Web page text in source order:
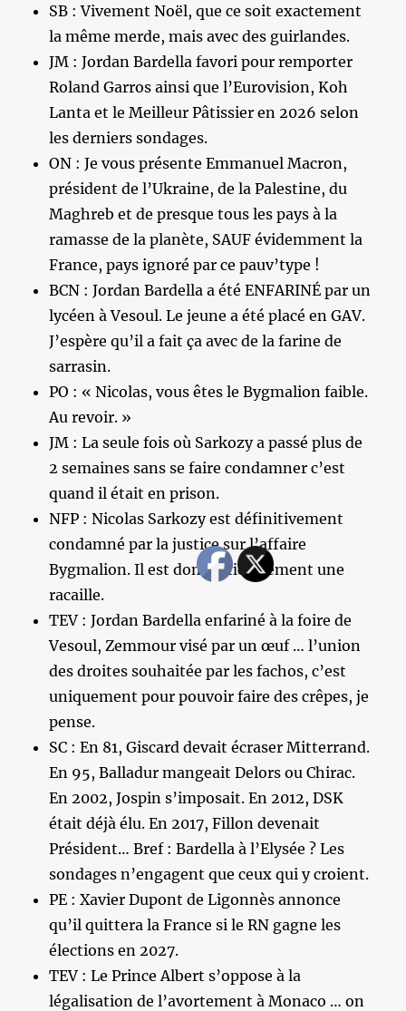
SB : Vivement Noël, que ce soit exactement
la même merde, mais avec des guirlandes.
JM : Jordan Bardella favori pour remporter
Roland Garros ainsi que l’Eurovision, Koh
Lanta et le Meilleur Pâtissier en 2026 selon
les derniers sondages.
ON : Je vous présente Emmanuel Macron,
président de l’Ukraine, de la Palestine, du
Maghreb et de presque tous les pays à la
ramasse de la planète, SAUF évidemment la
France, pays ignoré par ce pauv’type !
BCN : Jordan Bardella a été ENFARINÉ par un
lycéen à Vesoul. Le jeune a été placé en GAV.
J’espère qu’il a fait ça avec de la farine de
sarrasin.
PO : « Nicolas, vous êtes le Bygmalion faible.
Au revoir. »
JM : La seule fois où Sarkozy a passé plus de
2 semaines sans se faire condamner c’est
quand il était en prison.
NFP : Nicolas Sarkozy est définitivement
condamné par la justice sur l’affaire
Bygmalion. Il est donc officiellement une
racaille.
TEV : Jordan Bardella enfariné à la foire de
Vesoul, Zemmour visé par un œuf … l’union
des droites souhaitée par les fachos, c’est
uniquement pour pouvoir faire des crêpes, je
pense.
SC : En 81, Giscard devait écraser Mitterrand.
En 95, Balladur mangeait Delors ou Chirac.
En 2002, Jospin s’imposait. En 2012, DSK
était déjà élu. En 2017, Fillon devenait
Président… Bref : Bardella à l’Elysée ? Les
sondages n’engagent que ceux qui y croient.
PE : Xavier Dupont de Ligonnès annonce
qu’il quittera la France si le RN gagne les
élections en 2027.
TEV : Le Prince Albert s’oppose à la
légalisation de l’avortement à Monaco … on